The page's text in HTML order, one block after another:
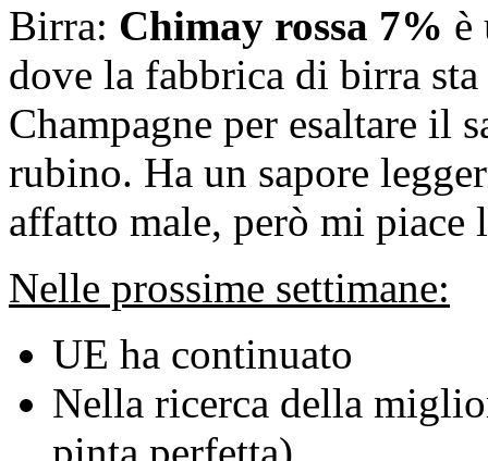
Birra: Chimay rossa 7% è
dove la fabbrica di birra
Champagne per esaltare il
rubino. Ha un sapore
affatto male, però mi
Nelle prossime settimane:
UE ha continuato
Nella ricerca della
pinta perfetta)